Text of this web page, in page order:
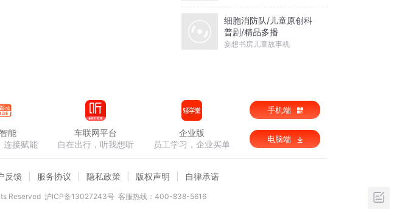
细胞消防队/儿童原创科
普剧/精品多播
妄想书房儿童故事机
能
连接赋能
车联网平台
自在出行，听我想听
企业版
员工学习，企业买单
手机端
电脑端
反馈 服务协议 隐私政策 版权声明 自律承诺
Reserved 沪ICP备13027243号 客服热线：400-838-5616